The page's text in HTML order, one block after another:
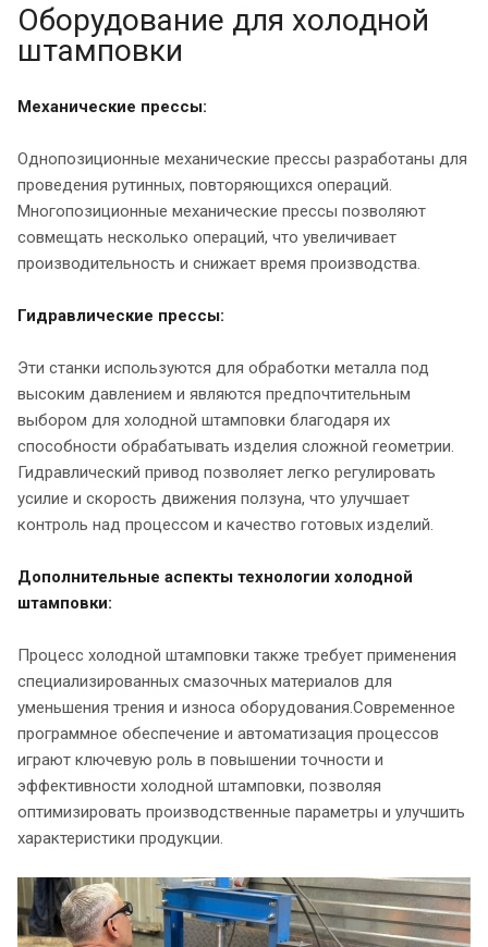
Оборудование для холодной
штамповки
Механические прессы:
Однопозиционные механические прессы разработаны для
проведения рутинных, повторяющихся операций.
Многопозиционные механические прессы позволяют
совмещать несколько операций, что увеличивает
производительность и снижает время производства.
Гидравлические прессы:
Эти станки используются для обработки металла под
высоким давлением и являются предпочтительным
выбором для холодной штамповки благодаря их
способности обрабатывать изделия сложной геометрии.
Гидравлический привод позволяет легко регулировать
усилие и скорость движения ползуна, что улучшает
контроль над процессом и качество готовых изделий.
Дополнительные аспекты технологии холодной
штамповки:
Процесс холодной штамповки также требует применения
специализированных смазочных материалов для
уменьшения трения и износа оборудования.Современное
программное обеспечение и автоматизация процессов
играют ключевую роль в повышении точности и
эффективности холодной штамповки, позволяя
оптимизировать производственные параметры и улучшить
характеристики продукции.